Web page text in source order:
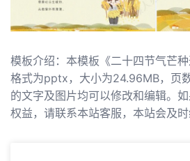
模板介绍：本模板《二十四节气芒种
格式为pptx，大小为24.96MB，页
的文字及图片均可以修改和编辑。
权益，请联系本站客服，本站会及时